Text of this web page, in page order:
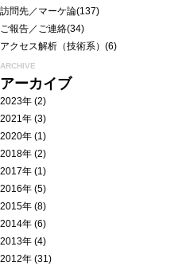
訪問先／マーケ論(137)
ご報告／ご連絡(34)
アクセス解析（技術系） (6)
ARCHIVE
アーカイブ
2023年 (2)
2021年 (3)
2020年 (1)
2018年 (2)
2017年 (1)
2016年 (5)
2015年 (8)
2014年 (6)
2013年 (4)
2012年 (31)